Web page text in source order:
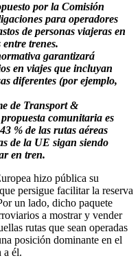
por la Comisión
para operadores
de personas viajeras en
trenes.
garantizará
en viajes que incluyan
diferentes (por ejemplo,
de Transport &
comunitaria es
% de las rutas aéreas
de la UE sigan siendo
en tren.
hizo pública su
persigue facilitar la reserva
un lado, dicho paquete
a mostrar y vender
rutas que sean operadas
posición dominante en el
a él.